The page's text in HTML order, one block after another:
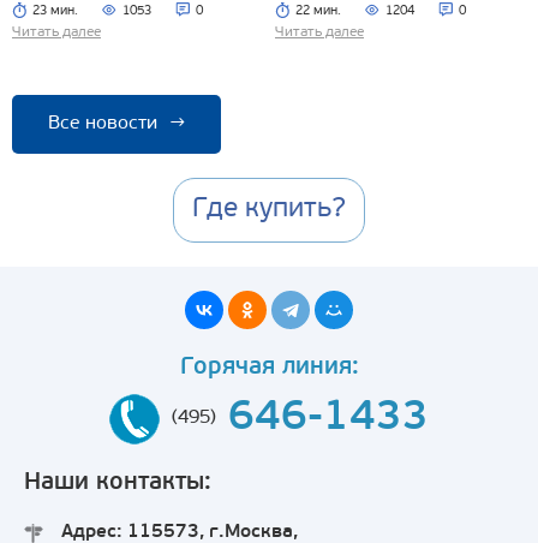
23 мин. 1053 0
Читать далее
22 мин. 1204 0
Читать далее
Все новости →
Где купить?
Горячая линия:
(495) 646-1433
Наши контакты:
Адрес: 115573, г.Москва,